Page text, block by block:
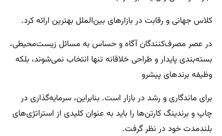
کلاس جهانی و رقابت در بازارهای بین‌الملل بهترین ارائه کرد.
در عصر مصرف‌کنندگان آگاه و حساس به مسائل زیست‌محیطی،
بسته‌بندی پایدار و طراحی خلاقانه تنها انتخاب نمی‌شوند، بلکه
وظیفه برندهای پیشرو
برای ماندگاری و رشد در بازار است. بنابراین، سرمایه‌گذاری در
چاپ و برندینگ کارتن‌ها را باید به عنوان کلیدی از استراتژی‌های
بلندمدت خود در نظر گرفت.